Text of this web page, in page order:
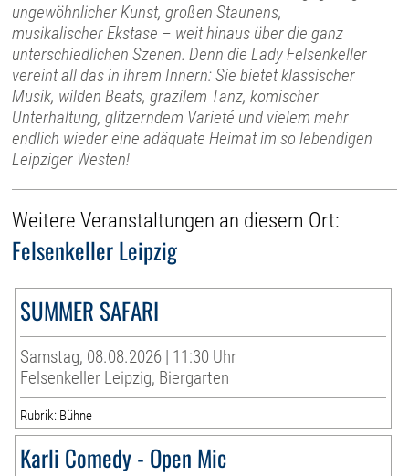
ungewöhnlicher Kunst, großen Staunens,
musikalischer Ekstase – weit hinaus über die ganz
unterschiedlichen Szenen. Denn die Lady Felsenkeller
vereint all das in ihrem Innern: Sie bietet klassischer
Musik, wilden Beats, grazilem Tanz, komischer
Unterhaltung, glitzerndem Varieté und vielem mehr
endlich wieder eine adäquate Heimat im so lebendigen
Leipziger Westen!
Weitere Veranstaltungen an diesem Ort:
Felsenkeller Leipzig
SUMMER SAFARI
Samstag, 08.08.2026 | 11:30 Uhr
Felsenkeller Leipzig, Biergarten
Rubrik: Bühne
Karli Comedy - Open Mic